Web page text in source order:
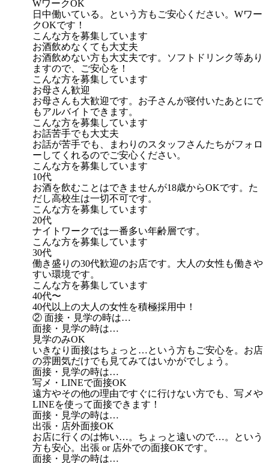
WワークOK
日中働いている。という方もご安心ください。Wワー
クOKです！
こんな方を募集しています
お酒飲めなくても大丈夫
お酒飲めない方も大丈夫です。ソフトドリンク等あり
ますので、ご安心を！
こんな方を募集しています
お母さん歓迎
お母さんも大歓迎です。お子さんが寝付いたあとにで
もアルバイトできます。
こんな方を募集しています
お話苦手でも大丈夫
お話が苦手でも、まわりのスタッフさんたちがフォロ
ーしてくれるのでご安心ください。
こんな方を募集しています
10代
お酒を飲むことはできませんが18歳からOKです。た
だし高校生は一切不可です。
こんな方を募集しています
20代
ナイトワークでは一番多い年齢層です。
こんな方を募集しています
30代
働き盛りの30代歓迎のお店です。大人の女性も働きや
すい環境です。
こんな方を募集しています
40代〜
40代以上の大人の女性を積極採用中！
② 面接・見学の時は…
面接・見学の時は…
見学のみOK
いきなり面接はちょっと…という方もご安心を。お店
の雰囲気だけでも見てみてはいかがでしょう。
面接・見学の時は…
写メ・LINEで面接OK
遠方やその他の理由ですぐに行けない方でも、写メや
LINEを使って面接できます！
面接・見学の時は…
出張・店外面接OK
お店に行くのは怖い…。ちょっと遠いので…。という
方も安心。出張 or 店外での面接OKです。
面接・見学の時は…